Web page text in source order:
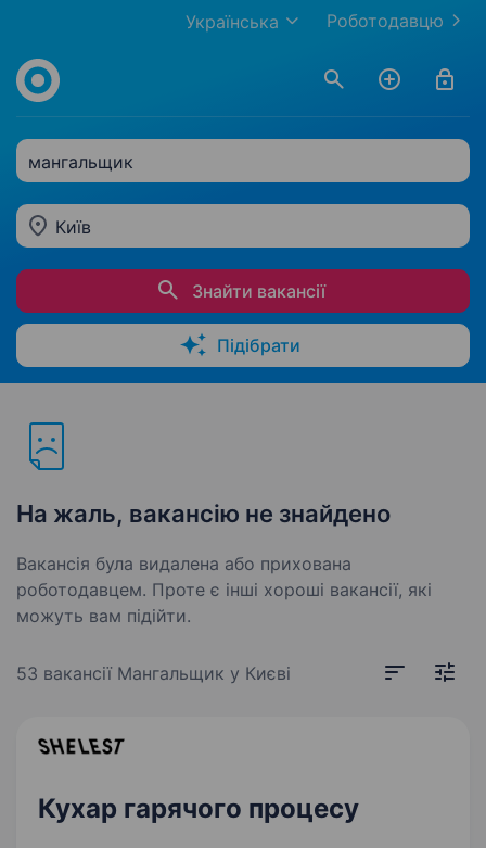
Роботодавцю
Українська
мангальщик
Київ
Знайти вакансії
Підібрати
На жаль, вакансію не знайдено
Вакансія була видалена або прихована
роботодавцем. Проте є інші хороші вакансії, які
можуть вам підійти.
53 вакансії Мангальщик у Києві
Кухар гарячого процесу